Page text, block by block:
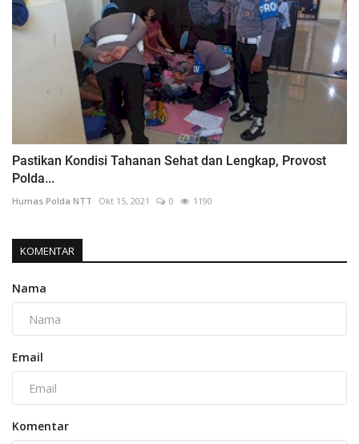
Pastikan Kondisi Tahanan Sehat dan Lengkap, Provost
Polda...
Humas Polda NTT Okt 15, 2021 0 1190
KOMENTAR
Nama
Email
Komentar